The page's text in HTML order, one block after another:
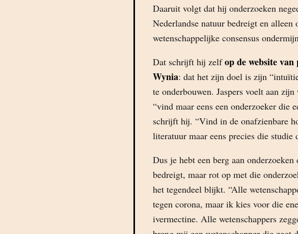
Daaruit volgt dat hij onderzoeken
Nederlandse natuur bedreigt en alleen
wetenschappelijke consensus
Dat schrijft hij zelfop de website
Wynia: dat het zijn doel is zijn
te onderbouwen. Jaspers voelt aan
“vind maar eens een onderzoeker
schrijft hij. “Vind in de onafzienbare
literatuur maar eens precies die studie
Dus je hebt een berg aan
bedreigt, maar rot op met die
het tegendeel blijkt. “Alle
tegen corona, maar ik kies voor die
ivermectine. Alle wetenschappers